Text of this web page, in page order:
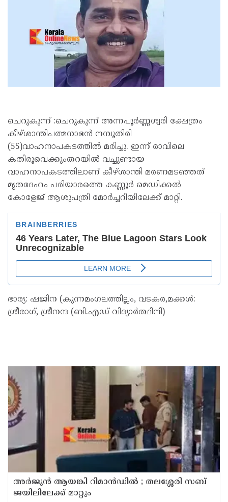
ചെറുകുന്ന് :ചെറുകുന്ന് അന്നപൂർണ്ണശ്വരി ക്ഷേത്രം
കീഴ്ശാന്തിപത്മനാഭൻ നമ്പൂതിരി
(55)വാഹനാപകടത്തിൽ മരിച്ചു. ഇന്ന് രാവിലെ
കതിരൂവെക്കുംതറയിൽ വച്ചുണ്ടായ
വാഹനാപകടത്തിലാണ് കീഴ്ശാന്തി മരണമടഞ്ഞത്
മൃതദേഹം പരിയാരത്തെ കണ്ണൂർ മെഡിക്കൽ
കോളേജ് ആശുപത്രി മോർച്ചറിയിലേക്ക് മാറ്റി.
ഭാര്യ: ഷജിന (കുന്നമംഗലത്തില്ലം, വടകര,മക്കൾ:
ശ്രീരാഗ്, ശ്രീനന്ദ (ബി.എഡ് വിദ്യാർത്ഥിനി)
അര്‍ജുന്‍ ആയങ്കി റിമാന്‍ഡില്‍ ; തലശ്ശേരി സബ്
ജയിലിലേക്ക് മാറ്റും